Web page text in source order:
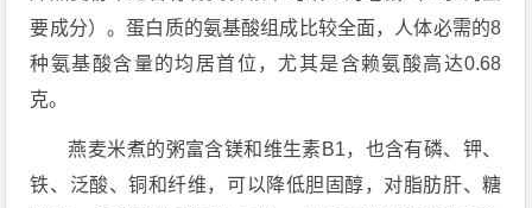
要成分）。蛋白质的氨基酸组成比较全面，人体必需的8
种氨基酸含量的均居首位，尤其是含赖氨酸高达0.68
克。
燕麦米煮的粥富含镁和维生素B1，也含有磷、钾、
铁、泛酸、铜和纤维，可以降低胆固醇，对脂肪肝、糖